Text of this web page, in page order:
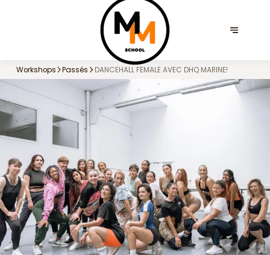
Workshops Passés DANCEHALL FEMALE AVEC DHQ MARINE!